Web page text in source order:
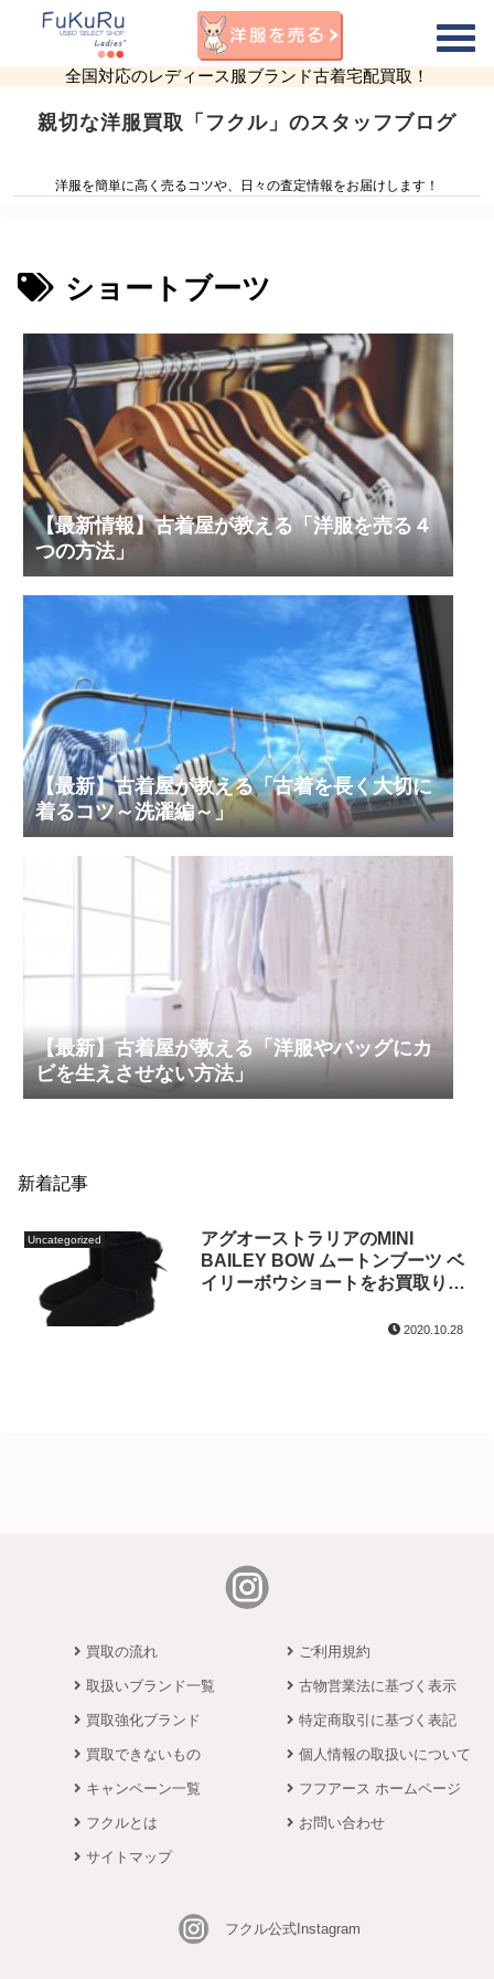
全国対応のレディース服ブランド古着宅配買取！
親切な洋服買取「フクル」のスタッフブログ
洋服を簡単に高く売るコツや、日々の査定情報をお届けします！
ショートブーツ
【最新情報】古着屋が教える「洋服を売る４
つの方法」
【最新】古着屋が教える「古着を長く大切に
着るコツ～洗濯編～」
【最新】古着屋が教える「洋服やバッグにカ
ビを生えさせない方法」
新着記事
Uncategorized
アグオーストラリアのMINI
BAILEY BOW ムートンブーツ ベ
イリーボウショートをお買取りい
2020.10.28
買取の流れ
取扱いブランド一覧
買取強化ブランド
買取できないもの
キャンペーン一覧
フクルとは
サイトマップ
ご利用規約
古物営業法に基づく表示
特定商取引に基づく表記
個人情報の取扱いについて
フフアース ホームページ
お問い合わせ
フクル公式Instagram